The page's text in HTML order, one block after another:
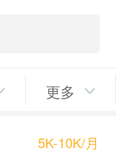
更多
5K-10K/月